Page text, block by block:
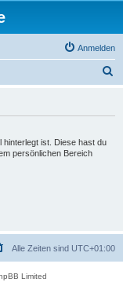
Anmelden
hinterlegt ist. Diese hast du
persönlichen Bereich
Alle Zeiten sind UTC+01:00
Limited